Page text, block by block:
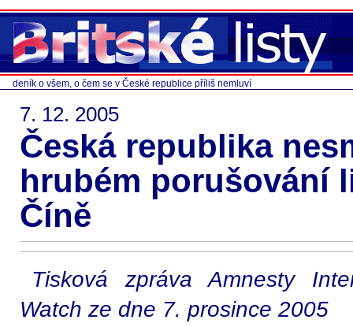
deník o všem, o čem se v České republice příliš nemluví
7. 12. 2005
Česká republika
hrubém porušování
Číně
Tisková zpráva Amnesty
Watch ze dne 7. prosince 2005